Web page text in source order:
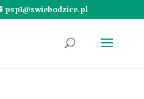
psp1@swiebodzice.pl